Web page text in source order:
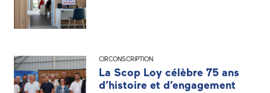
CIRCONSCRIPTION
La Scop Loy célèbre 75 ans
d’histoire et d’engagement